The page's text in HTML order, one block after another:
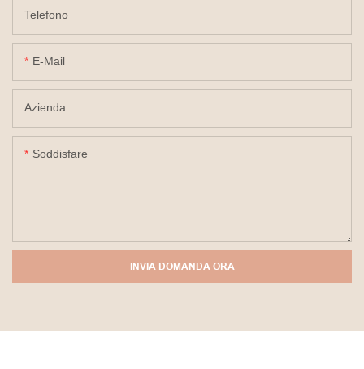
Telefono
E-Mail
Azienda
Soddisfare
INVIA DOMANDA ORA